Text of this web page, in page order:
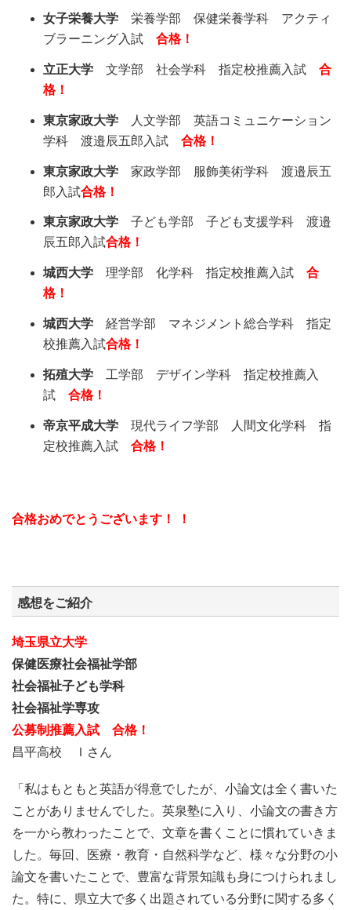
女子栄養大学 栄養学部 保健栄養学科 アクティ
ブラーニング入試
合格！
立正大学 文学部 社会学科 指定校推薦入試
合
格！
東京家政大学
人文学部 英語コミュニケーション
学科 渡邉辰五郎入試 合格！
東京家政大学 家政学部 服飾美術学科 渡邉辰五
郎入試合格！
東京家政大学 子ども学部 子ども支援学科 渡邉
辰五郎入試合格！
城西大学 理学部 化学科 指定校推薦入試
合
格！
城西大学 経営学部 マネジメント総合学科 指定
校推薦入試合格！
拓殖大学 工学部 デザイン学科 指定校推薦入
試
合格！
帝京平成大学 現代ライフ学部 人間文化学科 指
定校推薦入試 合格！
合格おめでとうございます！ ！
感想をご紹介
埼玉県立大学
保健医療社会福祉学部
社会福祉子ども学科
社会福祉学専攻
公募制推薦入試 合格！
昌平高校 Ｉさん
「私はもともと英語が得意でしたが、小論文は全く書いた
ことがありませんでした。英泉塾に入り、小論文の書き方
を一から教わったことで、文章を書くことに慣れていきま
した。毎回、医療・教育・自然科学など、様々な分野の小
論文を書いたことで、豊富な背景知識も身につけられまし
た。特に、県立大で多く出題されている分野に関する多く